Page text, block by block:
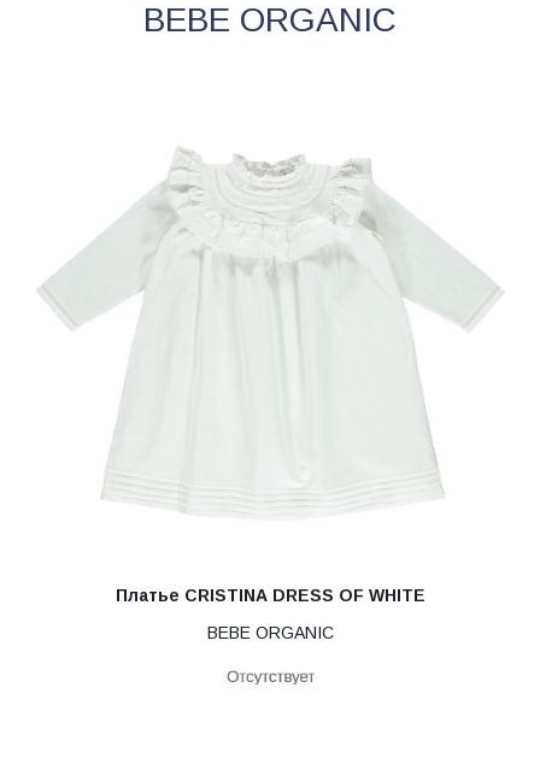
BEBE ORGANIC
Платье CRISTINA DRESS OF WHITE
BEBE ORGANIC